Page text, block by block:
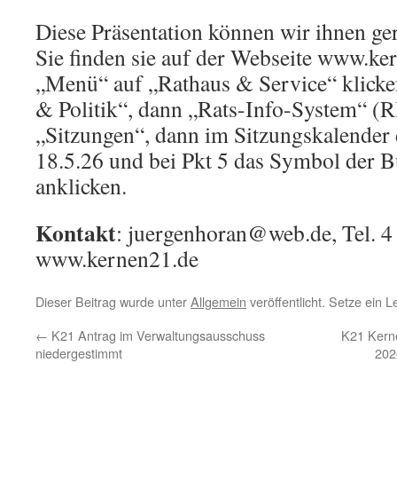
Diese Präsentation können wir ihnen
Sie finden sie auf der Webseite
„Menü“ auf „Rathaus & Service“
& Politik“, dann „Rats-Info-System“
„Sitzungen“, dann im
18.5.26 und bei Pkt 5 das Symbol der
anklicken.
Kontakt: juergenhoran@web.de, Tel.
www.kernen21.de
Dieser Beitrag wurde unterAllgemein veröffentlicht. Setze ein
← K21 Antrag im Verwaltungsausschuss
niedergestimmt
K21